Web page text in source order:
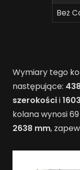
Beż
Wymiary tego
następujące:
szerokościi
kolana wynosi 69
2638 mm,